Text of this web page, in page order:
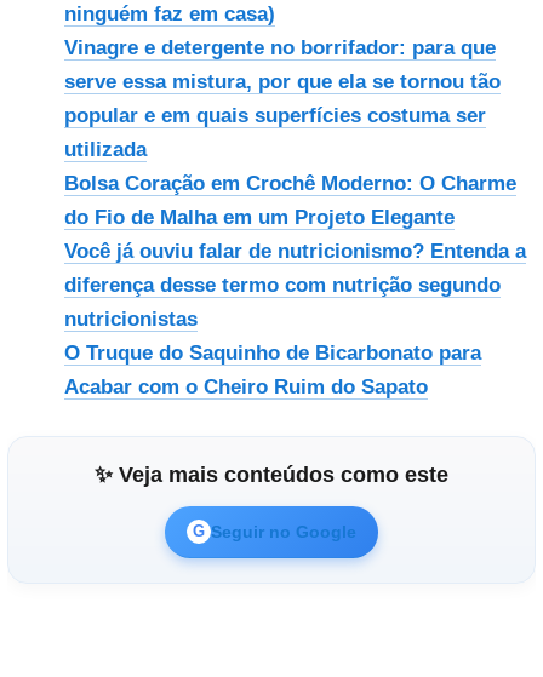
ninguém faz em casa)
Vinagre e detergente no borrifador: para que
serve essa mistura, por que ela se tornou tão
popular e em quais superfícies costuma ser
utilizada
Bolsa Coração em Crochê Moderno: O Charme
do Fio de Malha em um Projeto Elegante
Você já ouviu falar de nutricionismo? Entenda a
diferença desse termo com nutrição segundo
nutricionistas
O Truque do Saquinho de Bicarbonato para
Acabar com o Cheiro Ruim do Sapato
✨ Veja mais conteúdos como este
G Seguir no Google